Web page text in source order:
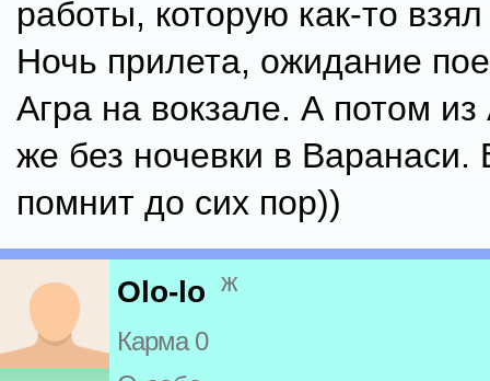
работы, которую как-то
Ночь прилета, ожидание
Агра на вокзале. А потом из
же без ночевки в Варанаси.
помнит до сих пор))
Olo-lo ж
Карма 0